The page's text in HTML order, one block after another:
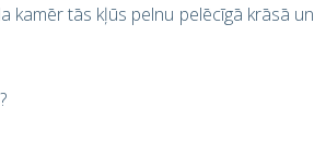
kamēr tās kļūs pelnu pelēcīgā krāsā un